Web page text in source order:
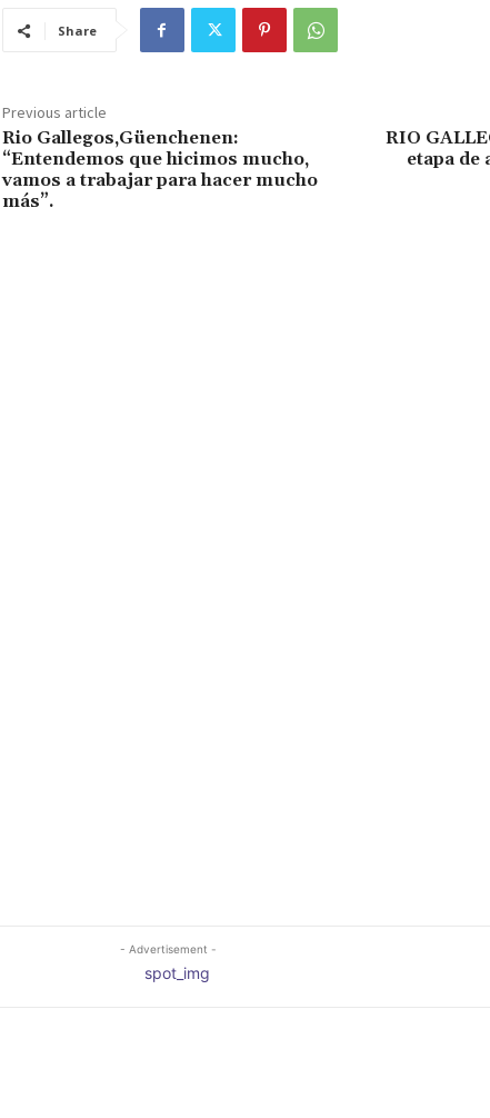
Share
Previous article
Rio Gallegos,Güenchenen:
“Entendemos que hicimos mucho,
vamos a trabajar para hacer mucho
más”.
RIO
etapa de
- Advertisement -